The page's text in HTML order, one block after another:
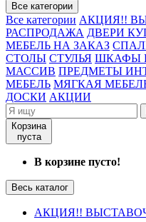
Все категории
Все категории АКЦИЯ!!
РАСПРОДАЖА ДВЕРИ
МЕБЕЛЬ НА ЗАКАЗ
СТОЛЫ СТУЛЬЯ ШКАФЫ
МАССИВ ПРЕДМЕТЫ
МЕБЕЛЬ МЯГКАЯ
ДОСКИ АКЦИИ
Корзина
пуста
В корзине пусто!
Весь каталог
АКЦИЯ!!